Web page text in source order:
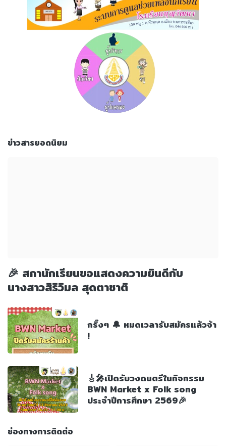
ข่าวสารยอดนิยม
🎉 สภานักเรียนขอแสดงความยินดีกับ
นางสาวสิริวิมล สุดตาชาติ
กริ๊งๆ 🔔 หมดเวลารับสมัครแล้วจ้า
!
🎸🎤เปิดรับวงดนตรีในกิจกรรม
BWN Market x Folk song
ประจำปีการศึกษา 2569🎉
ช่องทางการติดต่อ